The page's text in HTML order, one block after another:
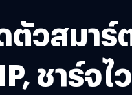
ตัวสมาร์
ชาร์จไ